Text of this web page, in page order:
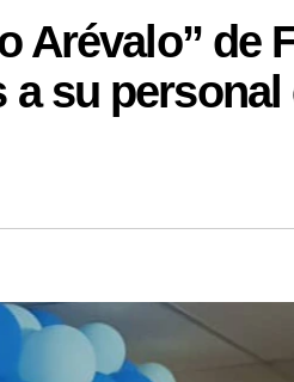
Arévalo” de
su personal